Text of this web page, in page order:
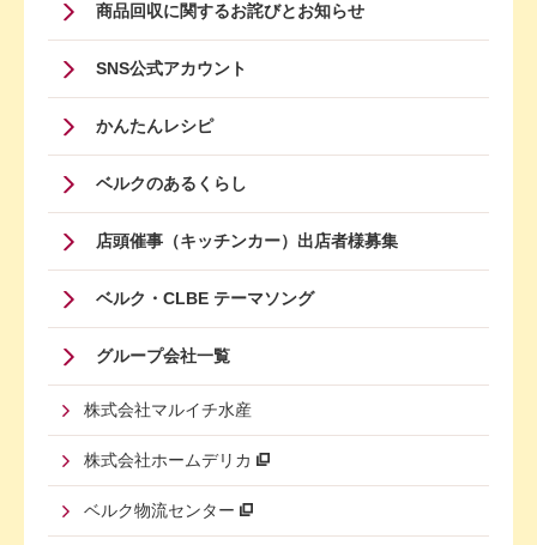
商品回収に関するお詫びとお知らせ
SNS公式アカウント
かんたんレシピ
ベルクのあるくらし
店頭催事（キッチンカー）出店者様募集
ベルク・CLBE テーマソング
グループ会社一覧
株式会社マルイチ水産
株式会社ホームデリカ
ベルク物流センター